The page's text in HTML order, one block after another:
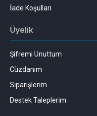
İade Koşulları
Üyelik
Şifremi Unuttum
Cüzdanım
Siparişlerim
Destek Taleplerim